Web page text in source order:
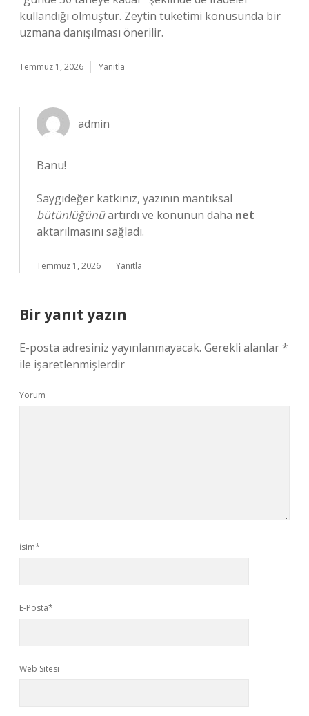
kullandığı olmuştur. Zeytin tüketimi konusunda bir
uzmana danışılması önerilir.
Temmuz 1, 2026 Yanıtla
admin
Banu!
Saygıdeğer katkınız, yazının mantıksal
bütünlüğünüartırdı ve konunun daha net
aktarılmasını sağladı.
Temmuz 1, 2026 Yanıtla
Bir yanıt yazın
E-posta adresiniz yayınlanmayacak. Gerekli alanlar*
ile işaretlenmişlerdir
Yorum
İsim*
E-Posta*
Web Sitesi